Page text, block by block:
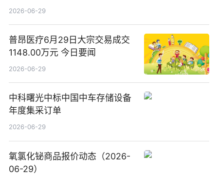
2026-06-29
普昂医疗6月29日大宗交易成交
1148.00万元 今日要闻
2026-06-29
中科曙光中标中国中车存储设备
年度集采订单
2026-06-29
氧氯化铋商品报价动态（2026-
06-29）